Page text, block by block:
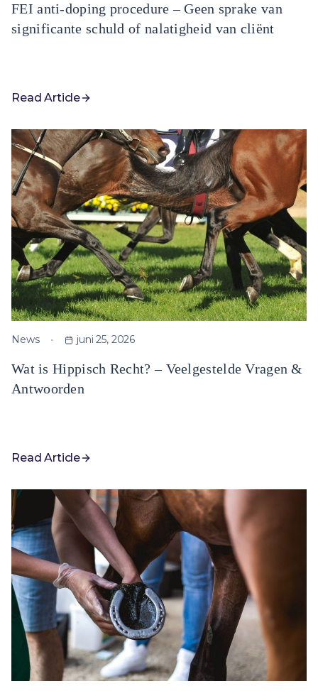
FEI anti-doping procedure – Geen sprake van
significante schuld of nalatigheid van cliënt
Read Article
News juni 25, 2026
Wat is Hippisch Recht? – Veelgestelde Vragen &
Antwoorden
Read Article